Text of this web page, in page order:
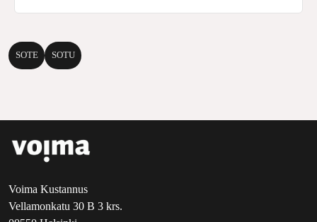
SOTE SOTU
Voima Kustannus
Vellamonkatu 30 B 3 krs.